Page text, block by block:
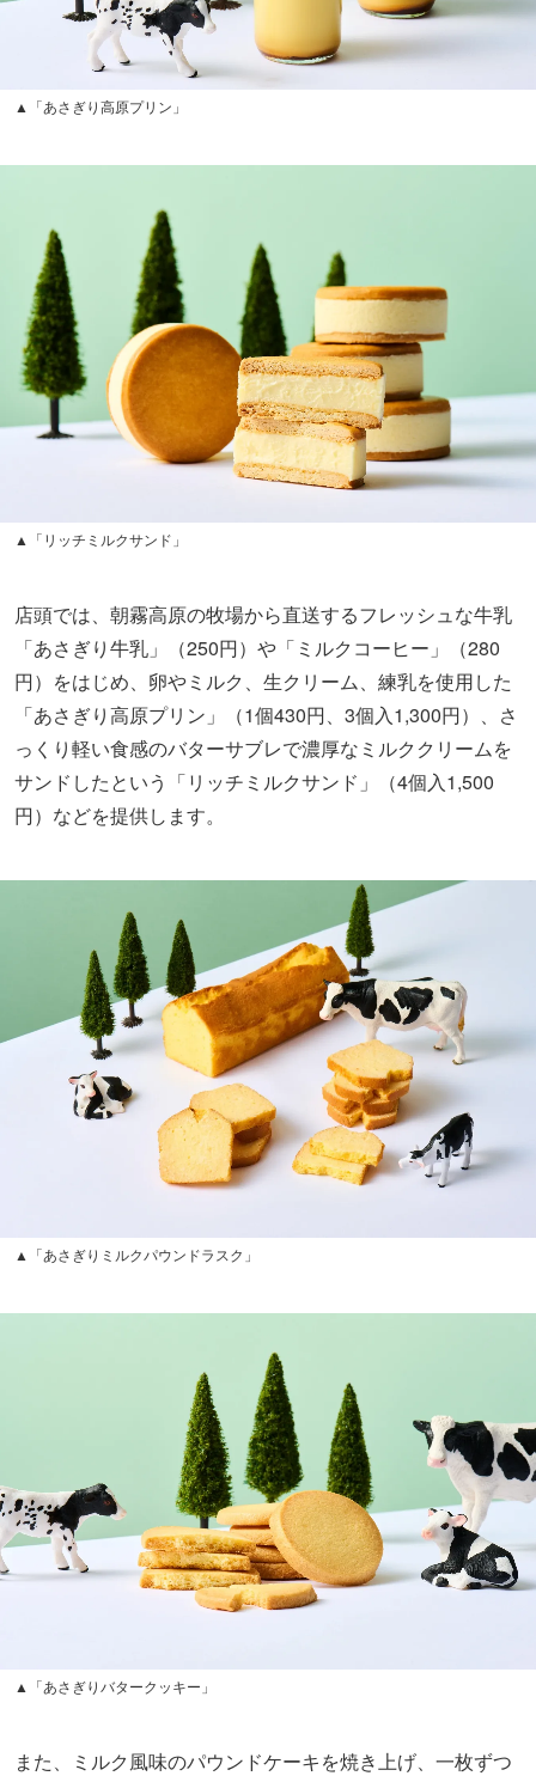
▲「あさぎり高原プリン」
▲「リッチミルクサンド」
店頭では、朝霧高原の牧場から直送するフレッシュな牛乳
「あさぎり牛乳」（250円）や「ミルクコーヒー」（280
円）をはじめ、卵やミルク、生クリーム、練乳を使用した
「あさぎり高原プリン」（1個430円、3個入1,300円）、さ
っくり軽い食感のバターサブレで濃厚なミルククリームを
サンドしたという「リッチミルクサンド」（4個入1,500
円）などを提供します。
▲「あさぎりミルクパウンドラスク」
▲「あさぎりバタークッキー」
また、ミルク風味のパウンドケーキを焼き上げ、一枚ずつ